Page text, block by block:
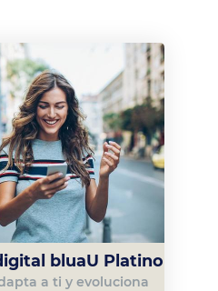
bluaU Platino
a ti y evoluciona